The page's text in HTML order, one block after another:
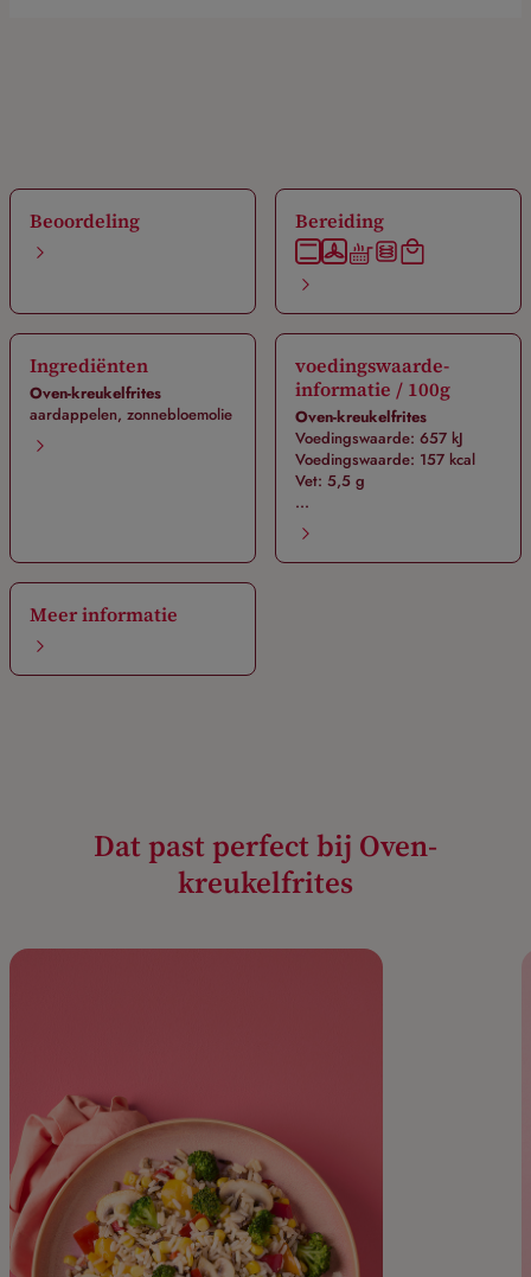
Beoordeling Bereiding
Ingrediënten
Oven-kreukelfrites
aardappelen, zonnebloemolie
voedingswaarde-
informatie / 100g
Oven-kreukelfrites
Voedingswaarde: 657 kJ
Voedingswaarde: 157 kcal
Vet: 5,5 g
...
Meer informatie
Dat past perfect bij Oven-
kreukelfrites